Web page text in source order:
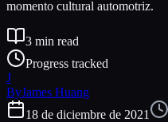
momento cultural automotriz.
3 min read
Progress tracked
J
ByJames Huang
18 de diciembre de 2021